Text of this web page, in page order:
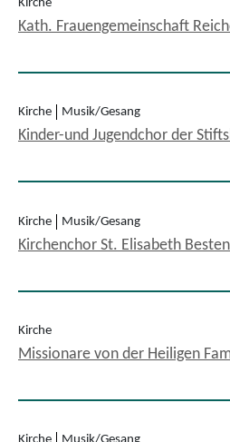
Kirche
Kath. Frauengemeinschaft
Kirche Musik/Gesang
Kinder-und Jugendchor der
Kirche Musik/Gesang
Kirchenchor St. Elisabeth
Kirche
Missionare von der Heiligen